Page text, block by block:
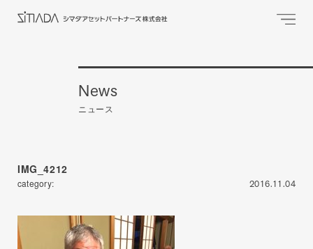
News
ニュース
IMG_4212
category: 2016.11.04